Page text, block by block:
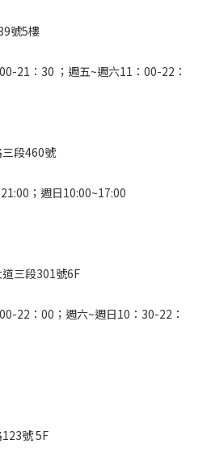
號5樓
21：30 ；週五~週六11：00-22：
段460號
；週日10:00~17:00
三段301號6F
22：00；週六~週日10：30-22：
號 5F